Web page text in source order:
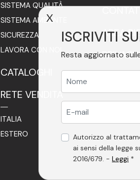
SISTEMA QUALITÀ
SISTEMA AMBIENTE
SICUREZZA
LAVORA CON NOI
CATALOGHI
RETE VENDITA
ITALIA
ESTERO
AREA
PRIVACY
X
ISCRIVITI
Resta aggiornato
Autorizzo al
ai sensi della legge
2016/679. - Leggi *